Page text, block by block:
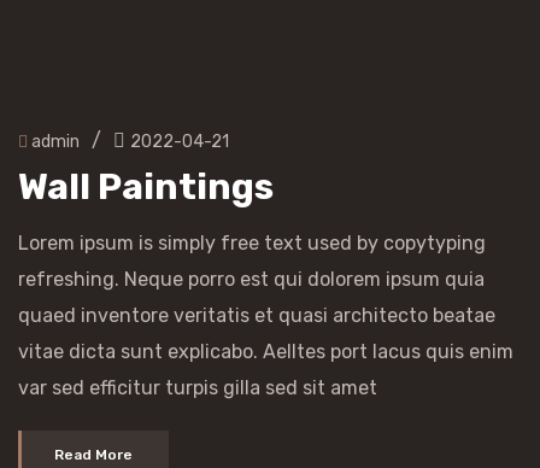
admin / 2022-04-21
Wall Paintings
Lorem ipsum is simply free text used by copytyping
refreshing. Neque porro est qui dolorem ipsum quia
quaed inventore veritatis et quasi architecto beatae
vitae dicta sunt explicabo. Aelltes port lacus quis enim
var sed efficitur turpis gilla sed sit amet
Read More